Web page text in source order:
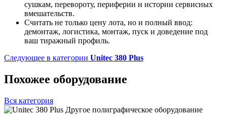
сушкам, перевороту, периферии и истории сервисных
вмешательств.
Считать не только цену лота, но и полный ввод:
демонтаж, логистика, монтаж, пуск и доведение под
ваш тиражный профиль.
Следующее в категории Unitec 380 Plus
Похожее оборудование
Вся категория
Другое полиграфическое оборудование